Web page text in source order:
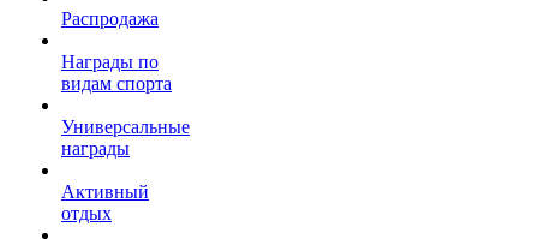
Распродажа
Награды по
видам спорта
Универсальные
награды
Активный
отдых